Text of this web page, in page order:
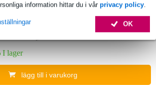
information hittar du i vår privacy policy.
OK
Compact 9.2 zonblandare
2 990,00 kr
I lager
lägg till i varukorg